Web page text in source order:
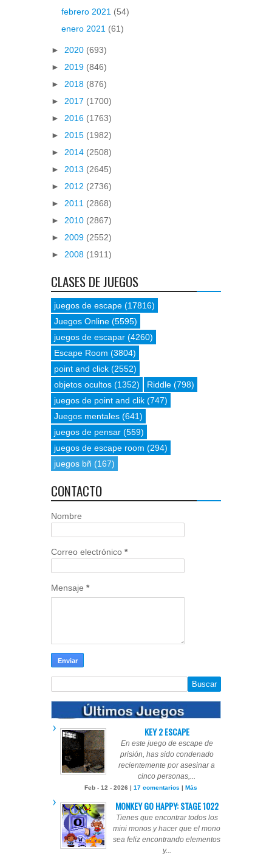
febrero 2021 (54)
enero 2021 (61)
► 2020 (693)
► 2019 (846)
► 2018 (876)
► 2017 (1700)
► 2016 (1763)
► 2015 (1982)
► 2014 (2508)
► 2013 (2645)
► 2012 (2736)
► 2011 (2868)
► 2010 (2867)
► 2009 (2552)
► 2008 (1911)
CLASES DE JUEGOS
juegos de escape (17816)
Juegos Online (5595)
juegos de escapar (4260)
Escape Room (3804)
point and click (2552)
objetos ocultos (1352) Riddle (798)
juegos de point and clik (747)
Juegos mentales (641)
juegos de pensar (559)
juegos de escape room (294)
juegos bñ (167)
CONTACTO
Nombre
Correo electrónico *
Mensaje *
KEY 2 ESCAPE
En este juego de escape de
prisión, has sido condenado
recientemente por asesinar a
cinco personas,...
Feb - 12 - 2026 | 17 comentarios | Más
MONKEY GO HAPPY: STAGE 1022
Tienes que encontrar todos los
mini monos y hacer que el mono
sea feliz encontrando elementos
y...